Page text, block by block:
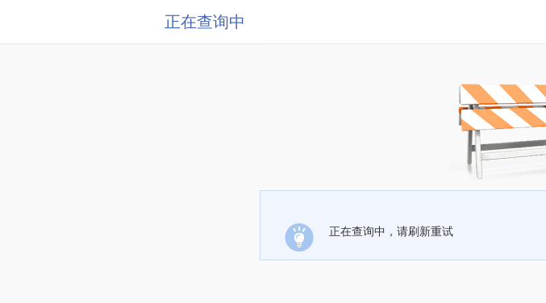
正在查询中
正在查询中，请刷新重试